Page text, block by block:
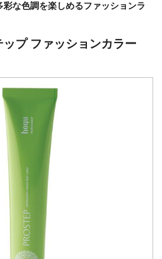
な色調を楽しめるファッションラ
プ ファッションカラー